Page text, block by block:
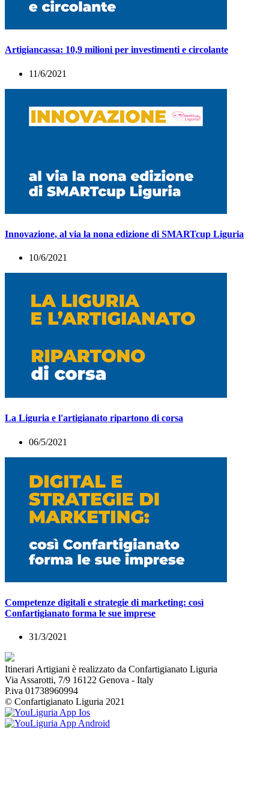
Artigiancassa: 10,9 milioni per investimenti e circolante
11/6/2021
Innovazione, al via la nona edizione di SMARTcup Liguria
10/6/2021
La Liguria e l'artigianato ripartono di corsa
06/5/2021
Competenze digitali e strategie di marketing: così
Confartigianato forma le sue imprese
31/3/2021
Itinerari Artigiani è realizzato da Confartigianato Liguria
Via Assarotti, 7/9 16122 Genova - Italy
P.iva 01738960994
© Confartigianato Liguria 2021